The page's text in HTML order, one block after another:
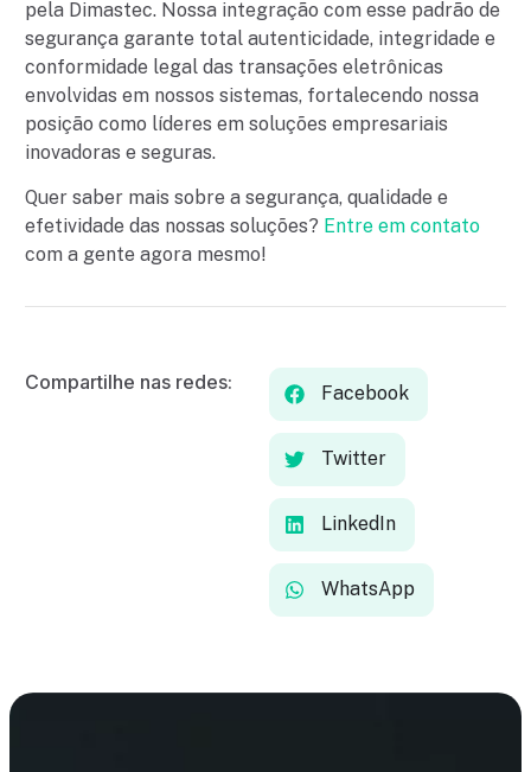
pela Dimastec. Nossa integração com esse padrão de
segurança garante total autenticidade, integridade e
conformidade legal das transações eletrônicas
envolvidas em nossos sistemas, fortalecendo nossa
posição como líderes em soluções empresariais
inovadoras e seguras.
Quer saber mais sobre a segurança, qualidade e
efetividade das nossas soluções? Entre em contato
com a gente agora mesmo!
Compartilhe nas redes: Facebook
Twitter
LinkedIn
WhatsApp